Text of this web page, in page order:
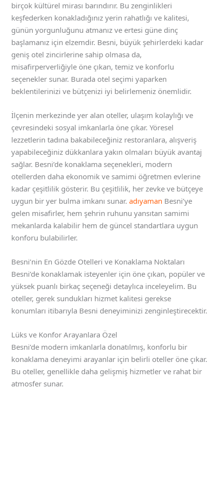
birçok kültürel mirası barındırır. Bu zenginlikleri
keşfederken konakladığınız yerin rahatlığı ve kalitesi,
günün yorgunluğunu atmanız ve ertesi güne dinç
başlamanız için elzemdir. Besni, büyük şehirlerdeki kadar
geniş otel zincirlerine sahip olmasa da,
misafirperverliğiyle öne çıkan, temiz ve konforlu
seçenekler sunar. Burada otel seçimi yaparken
beklentilerinizi ve bütçenizi iyi belirlemeniz önemlidir.
İlçenin merkezinde yer alan oteller, ulaşım kolaylığı ve
çevresindeki sosyal imkanlarla öne çıkar. Yöresel
lezzetlerin tadına bakabileceğiniz restoranlara, alışveriş
yapabileceğiniz dükkanlara yakın olmaları büyük avantaj
sağlar. Besni’de konaklama seçenekleri, modern
otellerden daha ekonomik ve samimi öğretmen evlerine
kadar çeşitlilik gösterir. Bu çeşitlilik, her zevke ve bütçeye
uygun bir yer bulma imkanı sunar.adıyaman Besni’ye
gelen misafirler, hem şehrin ruhunu yansıtan samimi
mekanlarda kalabilir hem de güncel standartlara uygun
konforu bulabilirler.
Besni’nin En Gözde Otelleri ve Konaklama Noktaları
Besni’de konaklamak isteyenler için öne çıkan, popüler ve
yüksek puanlı birkaç seçeneği detaylıca inceleyelim. Bu
oteller, gerek sundukları hizmet kalitesi gerekse
konumları itibarıyla Besni deneyiminizi zenginleştirecektir.
Lüks ve Konfor Arayanlara Özel
Besni’de modern imkanlarla donatılmış, konforlu bir
konaklama deneyimi arayanlar için belirli oteller öne çıkar.
Bu oteller, genellikle daha gelişmiş hizmetler ve rahat bir
atmosfer sunar.